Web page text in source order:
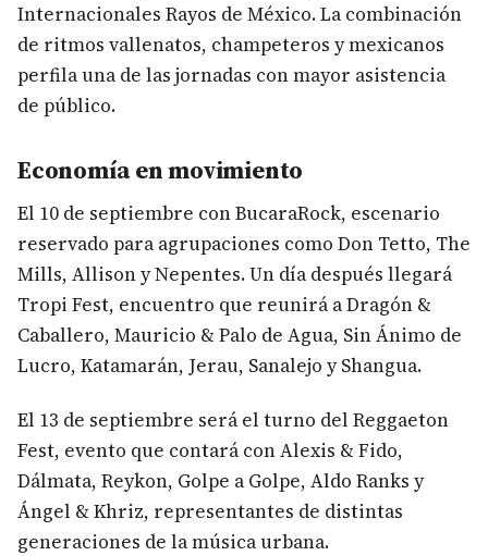
Internacionales Rayos de México. La combinación
de ritmos vallenatos, champeteros y mexicanos
perfila una de las jornadas con mayor asistencia
de público.
Economía en movimiento
El 10 de septiembre con BucaraRock, escenario
reservado para agrupaciones como Don Tetto, The
Mills, Allison y Nepentes. Un día después llegará
Tropi Fest, encuentro que reunirá a Dragón &
Caballero, Mauricio & Palo de Agua, Sin Ánimo de
Lucro, Katamarán, Jerau, Sanalejo y Shangua.
El 13 de septiembre será el turno del Reggaeton
Fest, evento que contará con Alexis & Fido,
Dálmata, Reykon, Golpe a Golpe, Aldo Ranks y
Ángel & Khriz, representantes de distintas
generaciones de la música urbana.